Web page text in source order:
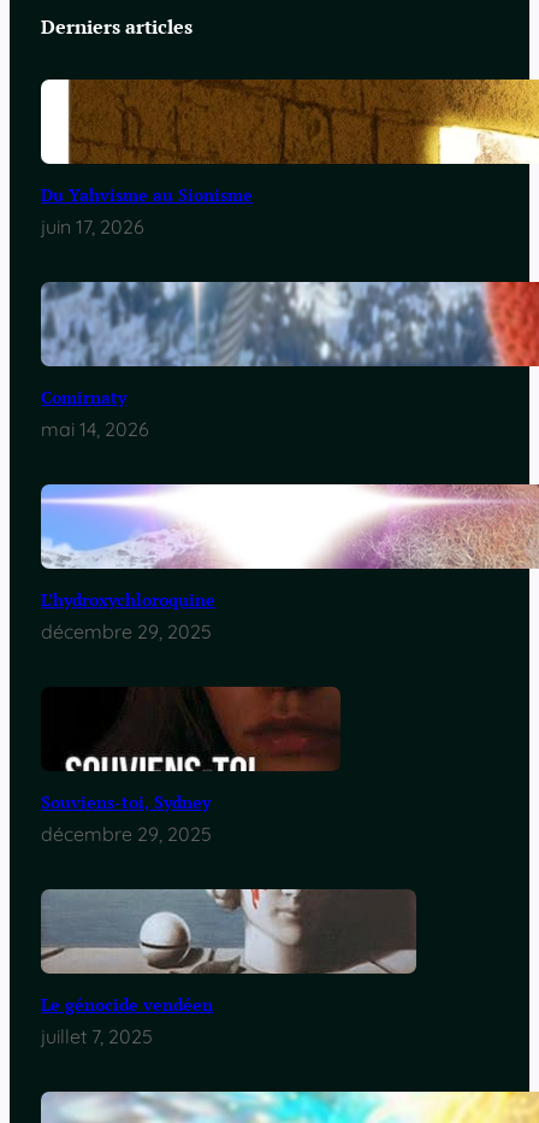
Derniers articles
Du Yahvisme au Sionisme
juin 17, 2026
Comirnaty
mai 14, 2026
L’hydroxychloroquine
décembre 29, 2025
Souviens-toi, Sydney
décembre 29, 2025
Le génocide vendéen
juillet 7, 2025